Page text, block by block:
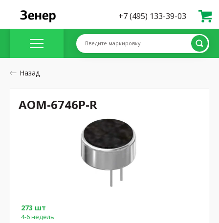
+7 (495) 133-39-03
Введите маркировку
Назад
273 шт
4-6 недель
AOM-6746P-R